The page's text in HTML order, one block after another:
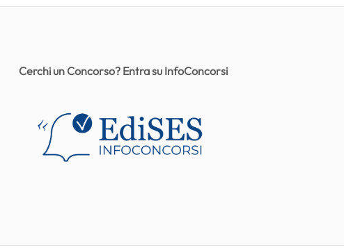
Cerchi un Concorso? Entra su InfoConcorsi